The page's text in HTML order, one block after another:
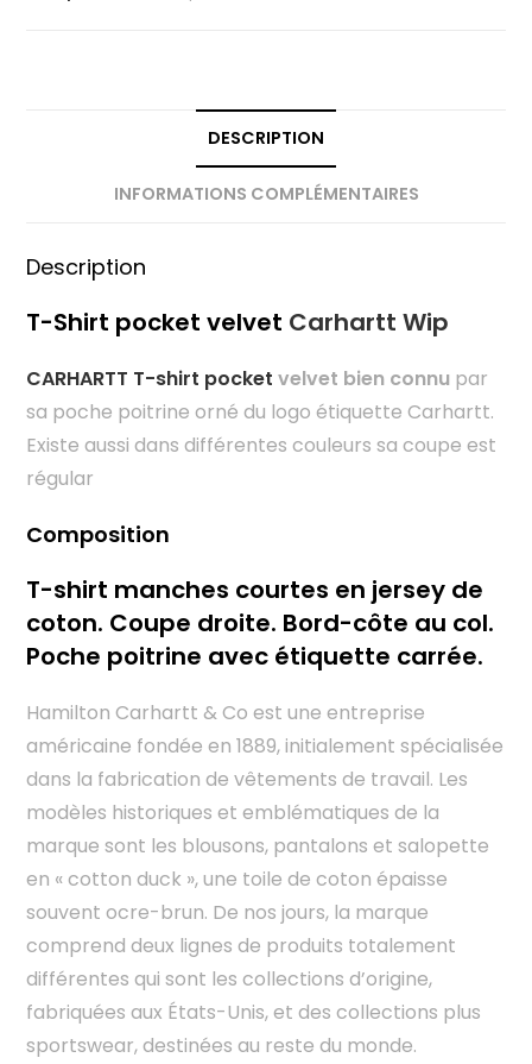
DESCRIPTION
INFORMATIONS COMPLÉMENTAIRES
Description
T-Shirt pocket velvet Carhartt Wip
CARHARTT T-shirt pocket velvet bien connu par
sa poche poitrine orné du logo étiquette Carhartt.
Existe aussi dans différentes couleurs sa coupe est
régular
Composition
T-shirt manches courtes en jersey de
coton. Coupe droite. Bord-côte au col.
Poche poitrine avec étiquette carrée.
Hamilton Carhartt & Co est une entreprise
américaine fondée en 1889, initialement spécialisée
dans la fabrication de vêtements de travail. Les
modèles historiques et emblématiques de la
marque sont les blousons, pantalons et salopette
en « cotton duck », une toile de coton épaisse
souvent ocre-brun. De nos jours, la marque
comprend deux lignes de produits totalement
différentes qui sont les collections d’origine,
fabriquées aux États-Unis, et des collections plus
sportswear, destinées au reste du monde.